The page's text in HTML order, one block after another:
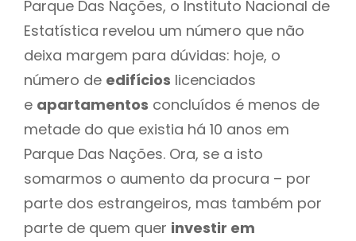
Parque Das Nações, o Instituto Nacional de
Estatística revelou um número que não
deixa margem para dúvidas: hoje, o
número de edifícios licenciados
e apartamentos concluídos é menos de
metade do que existia há 10 anos em
Parque Das Nações. Ora, se a isto
somarmos o aumento da procura – por
parte dos estrangeiros, mas também por
parte de quem quer investir em